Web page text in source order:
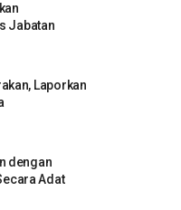
Jabatan
Laporkan
dengan
Adat